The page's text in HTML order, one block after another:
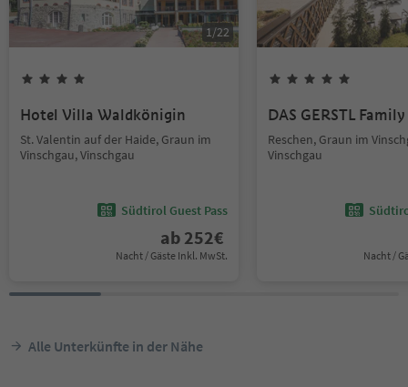
1/22
Hotel Villa Waldkönigin
St. Valentin auf der Haide, Graun im
Vinschgau, Vinschgau
Südtirol Guest Pass
ab 252€
Nacht / Gäste Inkl. MwSt.
DAS GERSTL
Reschen, Graun im
Vinschgau
Nacht /
Alle Unterkünfte in der Nähe